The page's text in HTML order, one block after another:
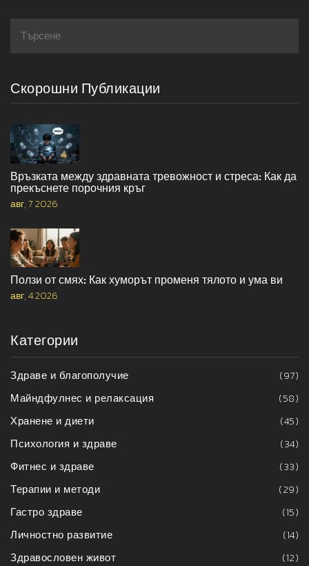
Скорошни Публикации
Връзката между здравната тревожност и стреса: Как да
прекъснете порочния кръг
авг, 7 2026
Ползи от смях: Как хуморът променя тялото и ума ви
авг, 4 2026
Категории
Здраве и благополучие
(97)
Майндфулнес и релаксация
(58)
Хранене и диети
(45)
Психология и здраве
(34)
Фитнес и здраве
(33)
Терапии и методи
(29)
Гастро здраве
(15)
Личностно развитие
(14)
Здравословен живот
(12)